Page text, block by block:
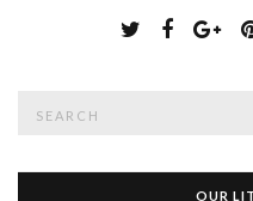
c
OUR